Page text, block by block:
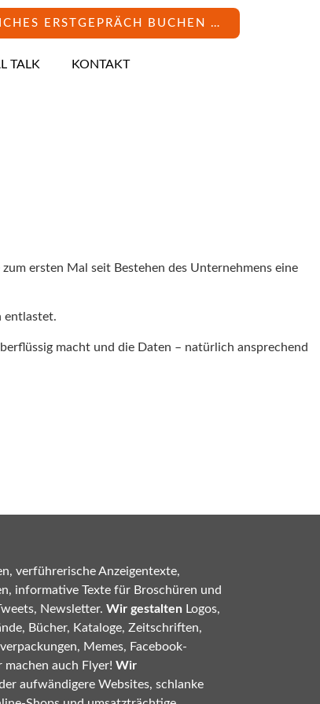
ERSTGEPRÄCH BUCHEN …
TALK KONTAKT
ersten Mal seit Bestehen des Unternehmens eine
entlastet.
macht und die Daten – natürlich ansprechend
verführerische Anzeigentexte,
informative Texte für Broschüren und
Newsletter. Wir gestalten Logos,
Bücher, Kataloge, Zeitschriften,
Memes, Facebook-
machen auch Flyer! Wir
aufwändigere Websites, schlanke